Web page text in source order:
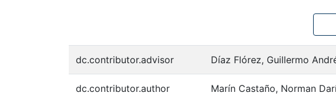
dc.contributor.advisor Díaz Flórez, Guillermo
dc.contributor.author Marín Castaño, Norman